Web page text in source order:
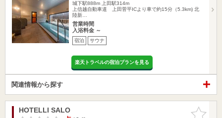
城下駅888m
上田駅314m
上信越自動車道 上田菅平ICより車で約15分（5.3km) 北
陸新…
営業時間
入浴料金 ～
宿泊 サウナ
楽天トラベルの宿泊プランを見る
関連情報から探す
お気に入
HOTELLI SALO